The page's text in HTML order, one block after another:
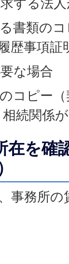
する法
書類の
歴事項証
な場合
コピー
続関係
在を確
事務所